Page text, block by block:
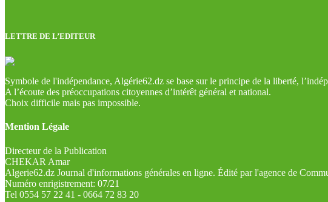
LETTRE DE L’EDITEUR
Symbole de l'indépendance, Algérie62.dz se base sur le principe de la liberté,
A l’écoute des préoccupations citoyennes d’intérêt général et national.
Choix difficile mais pas impossible.
Mention Légale
Directeur de la Publication
CHEKAR Amar
Algerie62.dz Journal d'informations générales en ligne. Édité par l'agence de
Numéro enrigistrement: 07/21
Tel 0554 57 22 41 - 0664 72 83 20